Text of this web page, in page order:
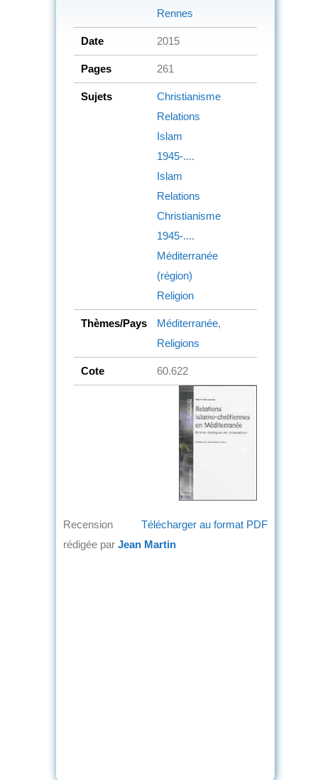
Rennes
Date 2015
Pages 261
Sujets
Christianisme
Relations
Islam
1945-....
Islam
Relations
Christianisme
1945-....
Méditerranée
(région)
Religion
Thèmes/Pays Méditerranée,
Religions
Cote 60.622
Télécharger au format PDF
Recension
rédigée par Jean Martin